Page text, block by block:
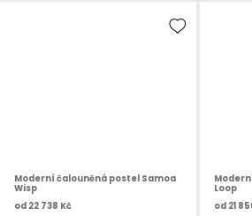
Moderní čalouněná postel Samoa
Wisp
od 22 738 Kč
Loop
od 21